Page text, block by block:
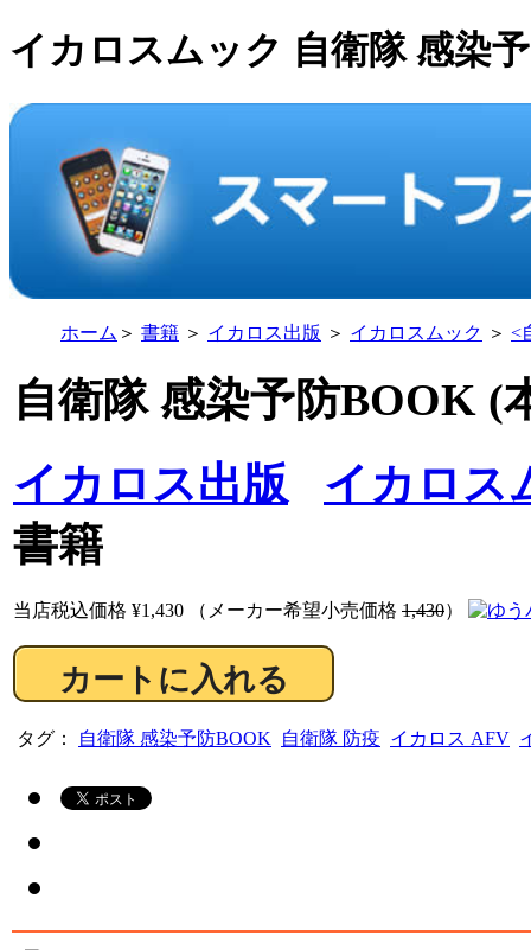
イカロスムック 自衛隊 感染
ホーム ＞ 書籍 ＞ イカロス出版 ＞ イカロスムック ＞ <
自衛隊 感染予防BOOK (
イカロス出版
イカロス
書籍
当店税込価格 ¥1,430 （メーカー希望小売価格 1,430）
タグ： 自衛隊 感染予防BOOK 自衛隊 防疫 イカロス AFV